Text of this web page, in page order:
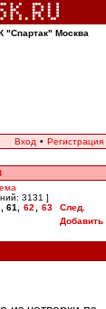
"Спартак" Москва
Вход • Регистрация
3131 ]
61 62 63
След.
Добавить